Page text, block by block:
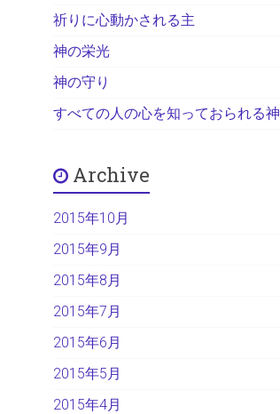
祈りに心動かされる主
神の栄光
神の守り
すべての人の心を知っておられる神
Archive
2015年10月
2015年9月
2015年8月
2015年7月
2015年6月
2015年5月
2015年4月